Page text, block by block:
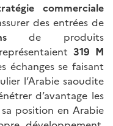
commerciale
des entrées de
de produits
319 M
échanges se faisant
l’Arabie saoudite
d’avantage les
position en Arabie